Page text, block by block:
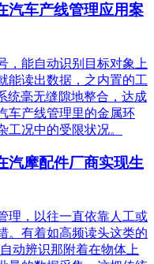
汽车产线管理应用案
，能自动识别目标对象上
能读出数据，之内置的工
统毫无缝隙地整合，达成
车产线管理里的金属环
况中的受限状况。
汽摩配件厂商实现生
理，以往一直依靠人工或
。有着如高频读头这类的
动辨识那附着在物体上